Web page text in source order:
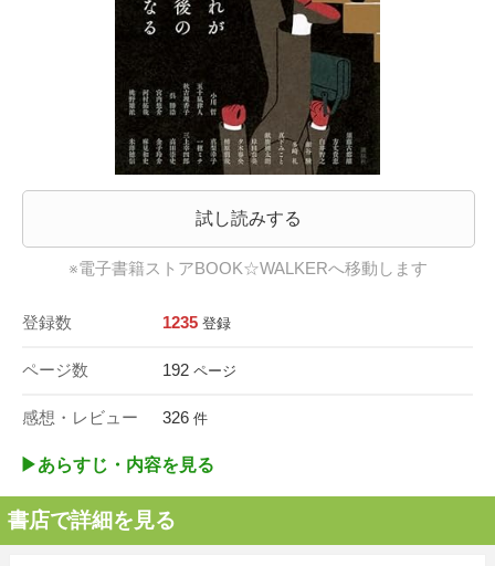
試し読みする
※電子書籍ストアBOOK☆WALKERへ移動します
登録数 1235 登録
ページ数 192 ページ
感想・レビュー 326 件
▶︎あらすじ・内容を見る
書店で詳細を見る